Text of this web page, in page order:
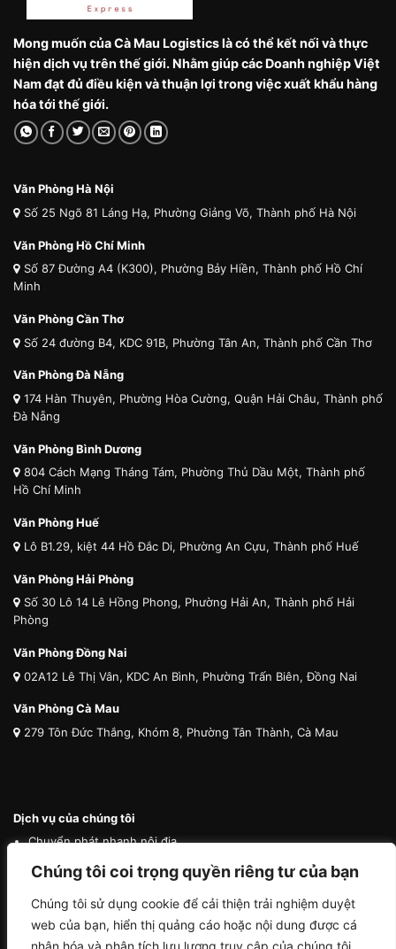
Chúng tôi coi trọng quyền riêng tư của bạn
Chúng tôi sử dụng cookie để cải thiện trải nghiệm duyệt
web của bạn, hiển thị quảng cáo hoặc nội dung được cá
nhân hóa và phân tích lưu lượng truy cập của chúng tôi.
Mong muốn của Cà Mau Logistics là có thể kết nối và thực
hiện dịch vụ trên thế giới. Nhằm giúp các Doanh nghiệp Việt
Nam đạt đủ điều kiện và thuận lợi trong việc xuất khẩu hàng
hóa tới thế giới.
Văn Phòng Hà Nội
Số 25 Ngõ 81 Láng Hạ, Phường Giảng Võ, Thành phố Hà Nội
Văn Phòng Hồ Chí Minh
Số 87 Đường A4 (K300), Phường Bảy Hiền, Thành phố Hồ Chí
Minh
Văn Phòng Cần Thơ
Số 24 đường B4, KDC 91B, Phường Tân An, Thành phố Cần Thơ
Văn Phòng Đà Nẵng
174 Hàn Thuyên, Phường Hòa Cường, Quận Hải Châu, Thành phố
Đà Nẵng
Văn Phòng Bình Dương
804 Cách Mạng Tháng Tám, Phường Thủ Dầu Một, Thành phố
Hồ Chí Minh
Văn Phòng Huế
Lô B1.29, kiệt 44 Hồ Đắc Di, Phường An Cựu, Thành phố Huế
Văn Phòng Hải Phòng
Số 30 Lô 14 Lê Hồng Phong, Phường Hải An, Thành phố Hải
Phòng
Văn Phòng Đồng Nai
02A12 Lê Thị Vân, KDC An Bình, Phường Trấn Biên, Đồng Nai
Văn Phòng Cà Mau
279 Tôn Đức Thắng, Khóm 8, Phường Tân Thành, Cà Mau
Dịch vụ của chúng tôi
Chuyển phát nhanh nội địa
Chuyển phát nhanh quốc tế
Vận chuyển thú cưng
Mua hộ hàng nước ngoài